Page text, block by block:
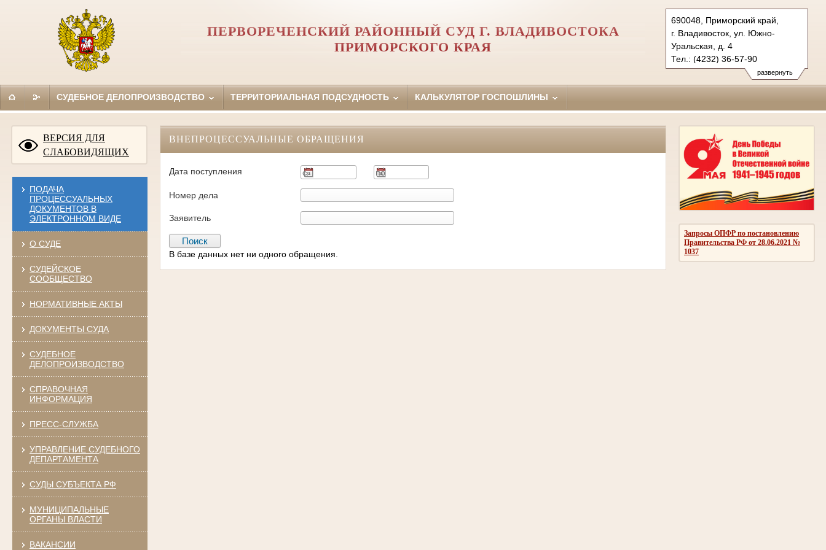
развернуть
690048, Приморский край,
г. Владивосток, ул. Южно-
Уральская, д. 4
Тел.: (4232) 36-57-90
pervorechensky.prm@sudrf.ru
ПЕРВОРЕЧЕНСКИЙ РАЙОННЫЙ СУД Г. ВЛАДИВОСТОКА
ПРИМОРСКОГО КРАЯ
СУДЕБНОЕ ДЕЛОПРОИЗВОДСТВО ТЕРРИТОРИАЛЬНАЯ ПОДСУДНОСТЬ КАЛЬКУЛЯТОР ГОСПОШЛИНЫ
ВЕРСИЯ ДЛЯ
СЛАБОВИДЯЩИХ
ПОДАЧА
ПРОЦЕССУАЛЬНЫХ
ДОКУМЕНТОВ В
ЭЛЕКТРОННОМ ВИДЕ
О СУДЕ
СУДЕЙСКОЕ
СООБЩЕСТВО
НОРМАТИВНЫЕ АКТЫ
ДОКУМЕНТЫ СУДА
СУДЕБНОЕ
ДЕЛОПРОИЗВОДСТВО
СПРАВОЧНАЯ
ИНФОРМАЦИЯ
ПРЕСС-СЛУЖБА
УПРАВЛЕНИЕ СУДЕБНОГО
ДЕПАРТАМЕНТА
СУДЫ СУБЪЕКТА РФ
МУНИЦИПАЛЬНЫЕ
ОРГАНЫ ВЛАСТИ
ВАКАНСИИ
Запросы ОПФР по постановлению
Правительства РФ от 28.06.2021 №
1037
ВНЕПРОЦЕССУАЛЬНЫЕ ОБРАЩЕНИЯ
Дата поступления
Номер дела
Заявитель
В базе данных нет ни одного обращения.